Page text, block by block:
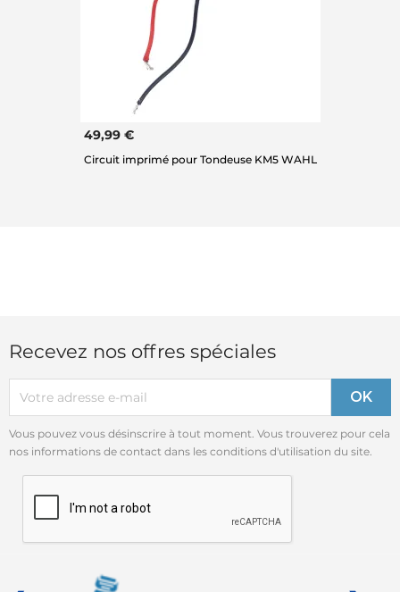
49,99 €
Circuit imprimé pour Tondeuse KM5 WAHL
Recevez nos offres spéciales
Vous pouvez vous désinscrire à tout moment. Vous trouverez pour cela
nos informations de contact dans les conditions d'utilisation du site.